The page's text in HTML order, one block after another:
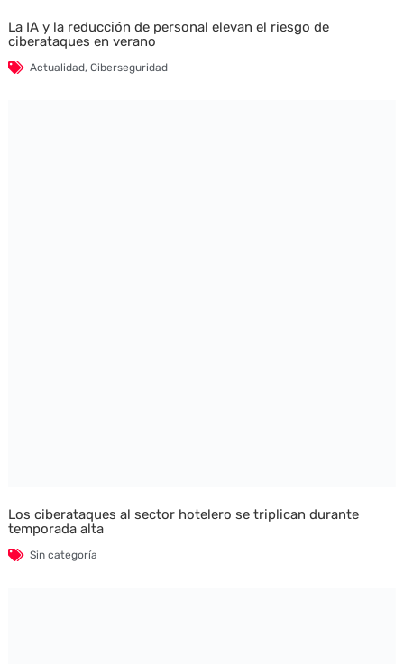
La IA y la reducción de personal elevan el riesgo de
ciberataques en verano
Actualidad, Ciberseguridad
Los ciberataques al sector hotelero se triplican durante
temporada alta
Sin categoría